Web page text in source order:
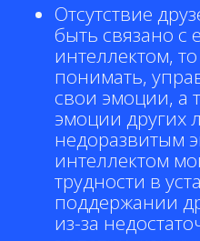
Отсутствие
быть связано
интеллектом,
понимать,
свои эмоции, а
эмоции других
недоразвитым
интеллектом
трудности в
поддержании
из-за